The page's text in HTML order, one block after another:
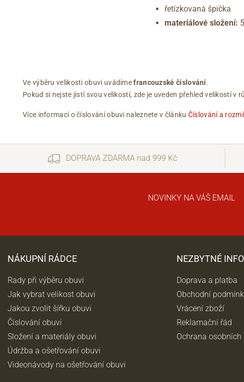
řetízkovaná špička
materiálové složení:
Ve výběru velikosti obuvi uvádímefrancouzské číslování.
Pokud si nejste jistí svou velikostí, zde je uveden přehled velikostí
Více informací o číslování obuvi naleznete v článku Číslování a
DOPRAVA ZDARMA nad 999 Kč
NOVINKY NA VÁŠ EMAIL
NÁKUPNÍ RÁDCE
Rady při výběru obuvi
Jak vybrat velikost obuvi
Jakou zvolit šířku obuvi
Číslování obuvi
Složení a materiály obuvi
Údržba a ošetřování obuvi
Videonávody na ošetřování obuvi
NEZBYTNÉ
Doprava a platba
Obchodní
Vrácení zboží
Reklamační řád
Ochrana osobních